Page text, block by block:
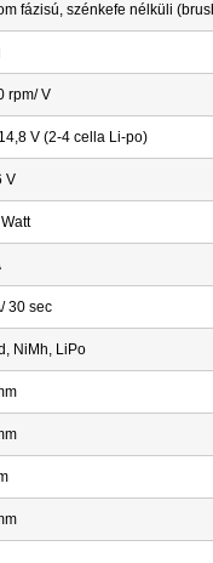
fázisú, szénkefe nélküli
rpm/ V
V (2-4 cella Li-po)
V
30 sec
NiMh, LiPo